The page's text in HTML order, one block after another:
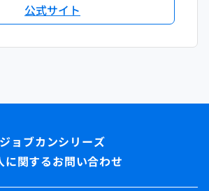
公式サイト
に関するお問い合わせ